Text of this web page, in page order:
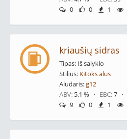
0
0 1
kriaušių sidras
Tipas: Iš salyklo
Stilius: Kitoks alus
Aludaris:g12
ABV: 5.1 % · EBC:7 ·
9
0 1